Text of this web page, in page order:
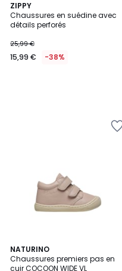
ZIPPY
Chaussures en suédine avec
détails perforés
25,99 €
15,99 € -38%
NATURINO
Chaussures premiers pas en
cuir COCOON WIDE VL
2
Couleurs